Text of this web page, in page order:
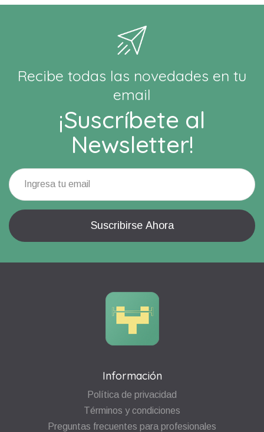
Recibe todas las novedades en tu
email
¡Suscríbete al
Newsletter!
Información
Política de privacidad
Términos y condiciones
Preguntas frecuentes para profesionales